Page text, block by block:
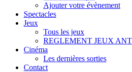
Ajouter votre évènement
Spectacles
Jeux
Tous les jeux
REGLEMENT JEUX
Cinéma
Les dernières sorties
Contact